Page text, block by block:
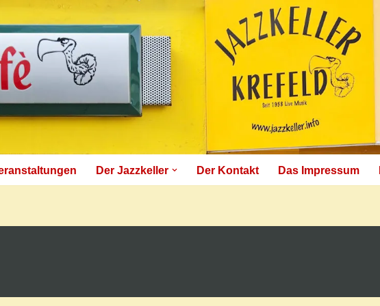
Der Jazzkeller Der Kontakt Das Impressum